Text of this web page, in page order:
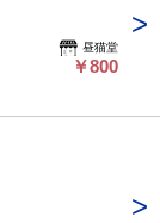
昼猫堂
￥800